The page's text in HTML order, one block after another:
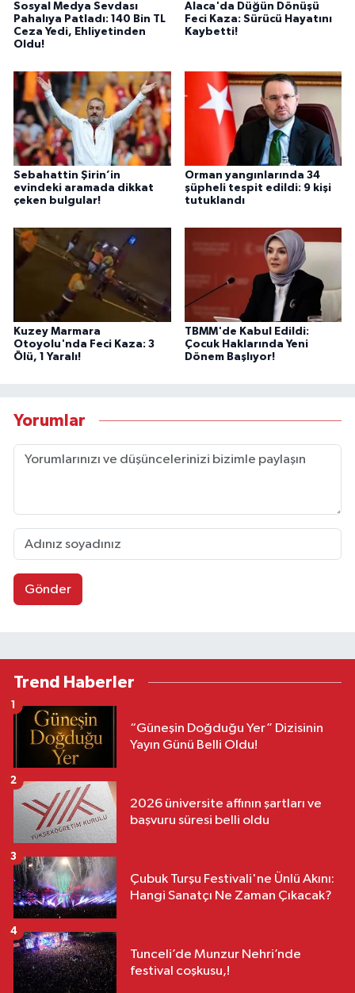
Sosyal Medya Sevdası
Pahalıya Patladı: 140 Bin TL
Ceza Yedi, Ehliyetinden
Oldu!
Alaca'da Düğün Dönüşü
Feci Kaza: Sürücü Hayatını
Kaybetti!
Sebahattin Şirin’in
evindeki aramada dikkat
çeken bulgular!
Orman yangınlarında 34
şüpheli tespit edildi: 9 kişi
tutuklandı
Kuzey Marmara
Otoyolu'nda Feci Kaza: 3
Ölü, 1 Yaralı!
TBMM'de Kabul Edildi:
Çocuk Haklarında Yeni
Dönem Başlıyor!
Yorumlar
Gönder
Trend Haberler
“Güneşin Doğduğu Yer” Dizisinin
Yayın Günü Belli Oldu!
1
2026 üniversite affının şartları ve
başvuru süresi belli oldu
2
Çubuk Turşu Festivali'ne Ünlü Akını:
Hangi Sanatçı Ne Zaman Çıkacak?
3
Tunceli’de Munzur Nehri’nde
festival coşkusu,!
4